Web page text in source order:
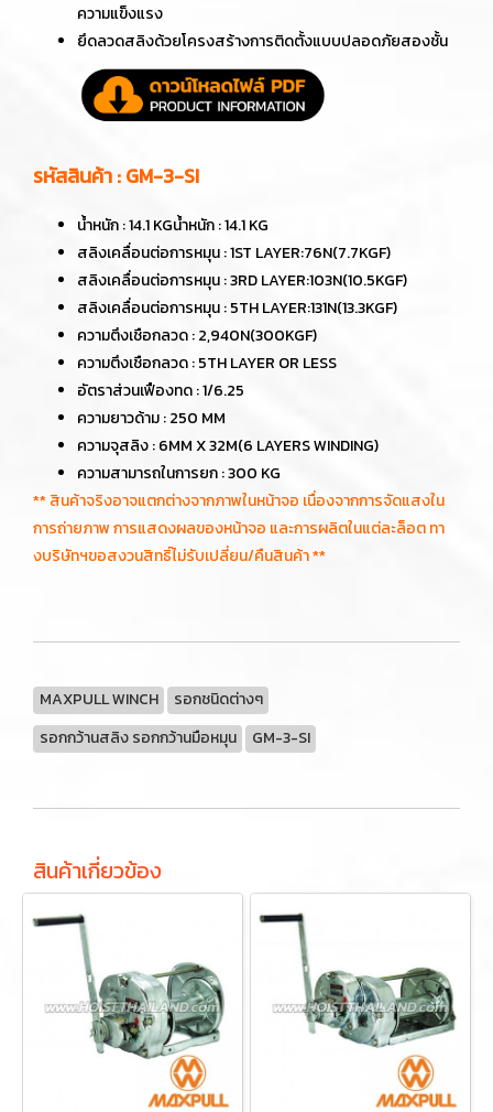
ความแข็งแรง
ยึดลวดสลิงด้วยโครงสร้างการติดตั้งแบบปลอดภัยสองชั้น
รหัสสินค้า : GM-3-SI
น้ำหนัก : 14.1 KGน้ำหนัก : 14.1 KG
สลิงเคลื่อนต่อการหมุน : 1ST LAYER:76N(7.7KGF)
สลิงเคลื่อนต่อการหมุน : 3RD LAYER:103N(10.5KGF)
สลิงเคลื่อนต่อการหมุน : 5TH LAYER:131N(13.3KGF)
ความตึงเชือกลวด : 2,940N(300KGF)
ความตึงเชือกลวด : 5TH LAYER OR LESS
อัตราส่วนเฟืองทด : 1/6.25
ความยาวด้าม : 250 MM
ความจุสลิง : 6MM X 32M(6 LAYERS WINDING)
ความสามารถในการยก : 300 KG
** สินค้าจริงอาจแตกต่างจากภาพในหน้าจอ เนื่องจากการจัดแสงใน
การถ่ายภาพ การแสดงผลของหน้าจอ และการผลิตในแต่ละล็อต ทา
งบริษัทฯขอสงวนสิทธิ์ไม่รับเปลี่ยน/คืนสินค้า **
MAXPULL WINCH
รอกชนิดต่างๆ
รอกกว้านสลิง รอกกว้านมือหมุน
GM-3-SI
สินค้าเกี่ยวข้อง